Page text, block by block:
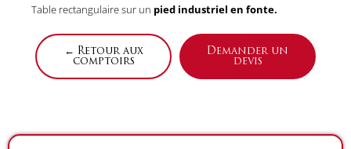
Table rectangulaire sur un pied industriel en fonte.
← Retour aux
comptoirs
Demander un
devis